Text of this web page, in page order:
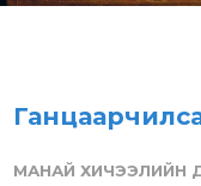
МАНАЙ ХИЧЭЭЛИЙН